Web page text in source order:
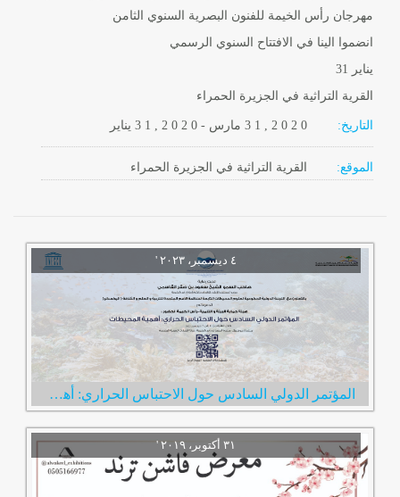
مهرجان رأس الخيمة للفنون البصرية السنوي الثامن
انضموا الينا في الافتتاح السنوي الرسمي
يناير 31
القرية التراثية في الجزيرة الحمراء
التاريخ: 3 1 , 2 0 2 0- مارس 3 1 , 2 0 2 0
الموقع: القرية التراثية في الجزيرة الحمراء
المؤتمر الدولي السادس حول الاحتباس الحراري: أهمية المحيطات